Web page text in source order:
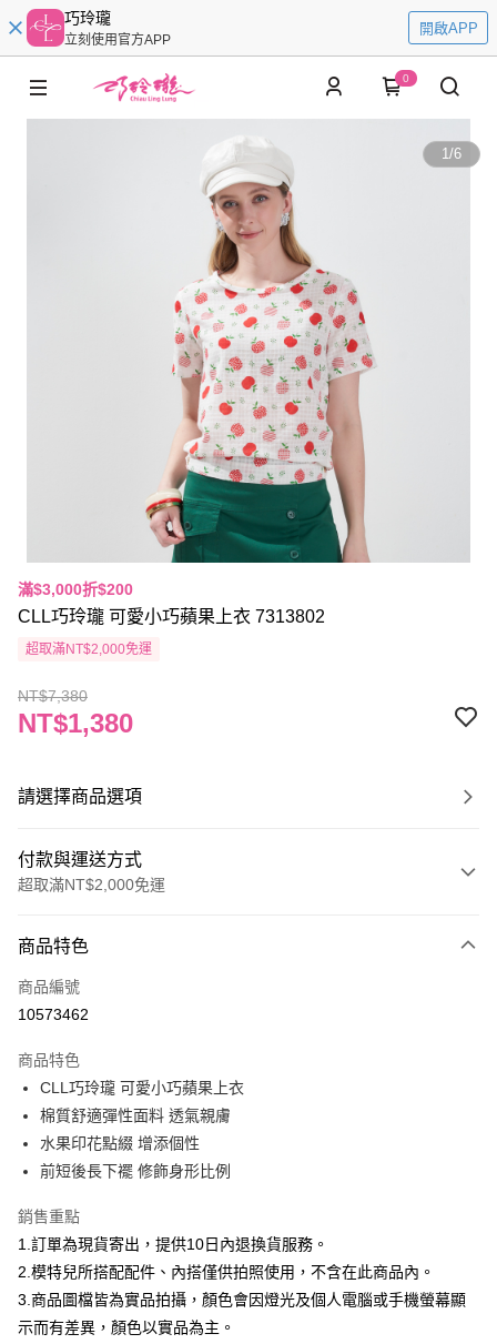
巧玲瓏
立刻使用官方APP
開啟APP
0
1/6
滿$3,000折$200
CLL巧玲瓏 可愛小巧蘋果上衣 7313802
超取滿NT$2,000免運
NT$7,380
NT$1,380
請選擇商品選項
付款與運送方式
超取滿NT$2,000免運
信用卡一次付款
信用卡分期付款
合作金庫商業銀行
華南商業銀行
上海商業儲蓄銀行
國泰世華商業銀行
臺灣中小企業銀行
聯邦商業銀行
元大商業銀行
永豐商業銀行
台新國際商業銀行
中國信託商業銀行
台灣樂天信用卡公司
超商取貨付款
LINE Pay
Apple Pay
悠遊付
Google Pay
全盈+PAY
商品特色
商品編號
10573462
商品特色
CLL巧玲瓏 可愛小巧蘋果上衣
棉質舒適彈性面料 透氣親膚
水果印花點綴 增添個性
前短後長下襬 修飾身形比例
銷售重點
1.訂單為現貨寄出，提供10日內退換貨服務。
2.模特兒所搭配配件、內搭僅供拍照使用，不含在此商品內。
3.商品圖檔皆為實品拍攝，顏色會因燈光及個人電腦或手機螢幕顯
示而有差異，顏色以實品為主。